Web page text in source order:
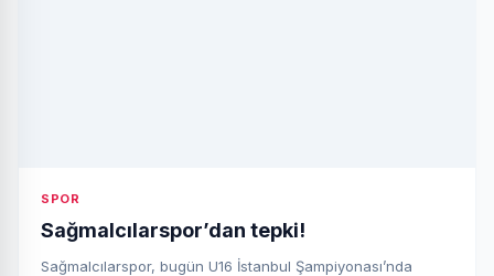
SPOR
Sağmalcılarspor’dan tepki!
Sağmalcılarspor, bugün U16 İstanbul Şampiyonası’nda